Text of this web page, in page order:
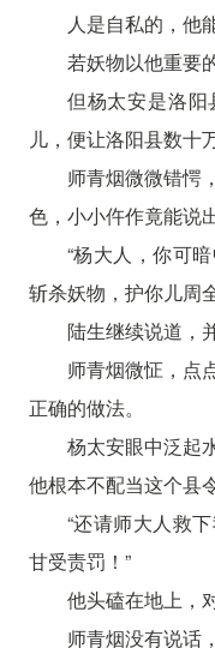
人是自私的，他
若妖物以他重要
但杨太安是洛
儿，便让洛阳县数十
师青烟微微错愕
色，小小仵作竟能说
“杨大人，你可
斩杀妖物，护你儿周
陆生继续说道，
师青烟微怔，点
正确的做法。
杨太安眼中泛起
他根本不配当这个县
“还请师大人救
甘受责罚！”
他头磕在地上，
师青烟没有说话